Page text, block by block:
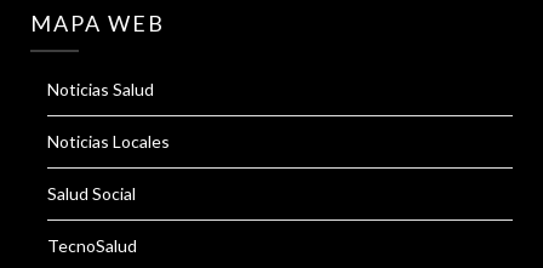
MAPA WEB
Noticias Salud
Noticias Locales
Salud Social
TecnoSalud